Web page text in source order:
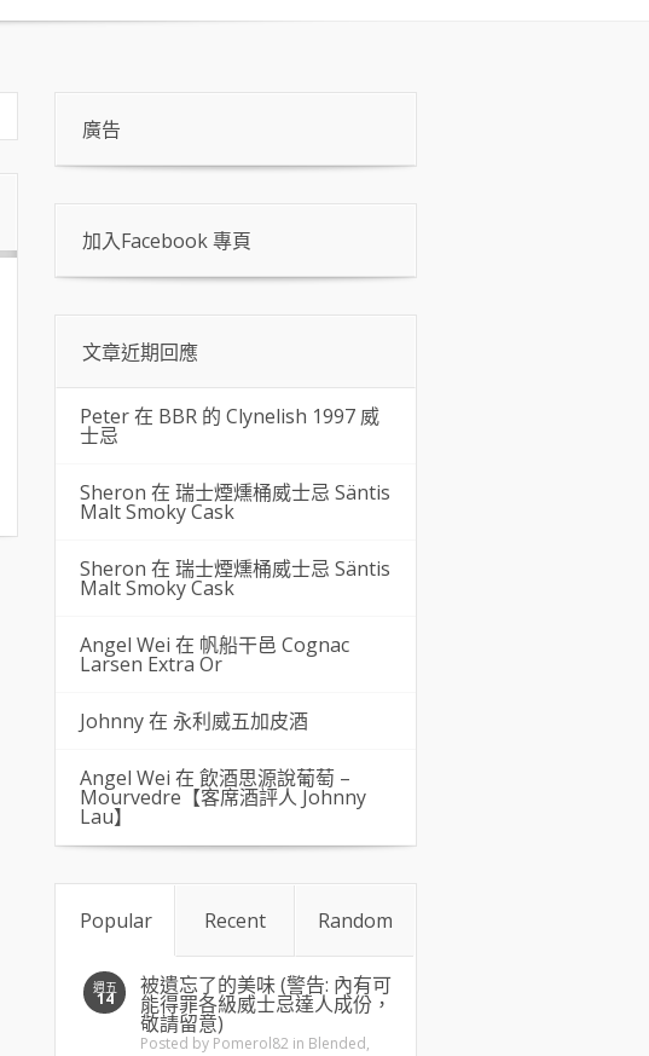
廣告
加入Facebook 專頁
文章近期回應
Peter 在 BBR 的 Clynelish 1997 威
士忌
Sheron 在 瑞士煙燻桶威士忌 Säntis
Malt Smoky Cask
Sheron 在 瑞士煙燻桶威士忌 Säntis
Malt Smoky Cask
Angel Wei 在 帆船干邑 Cognac
Larsen Extra Or
Johnny 在 永利威五加皮酒
Angel Wei 在 飲酒思源說葡萄 –
Mourvedre【客席酒評人 Johnny
Lau】
Popular Recent Random
週五
14
被遺忘了的美味 (警告: 內有可
能得罪各級威士忌達人成份，
敬請留意)
Posted by Pomerol82 in Blended,